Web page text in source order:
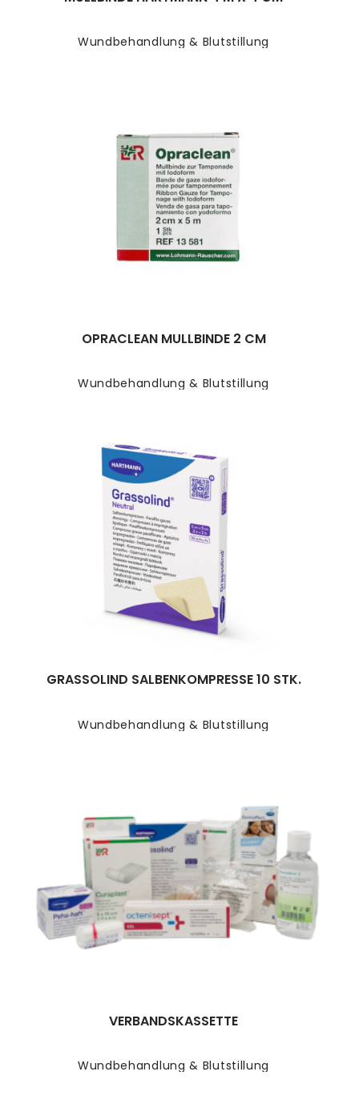
Wundbehandlung & Blutstillung
Wundbehandlung & Blutstillung
OPRACLEAN MULLBINDE 2 CM
Wundbehandlung & Blutstillung
GRASSOLIND SALBENKOMPRESSE 10 STK.
Wundbehandlung & Blutstillung
VERBANDSKASSETTE